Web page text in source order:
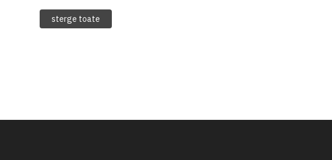
sterge toate